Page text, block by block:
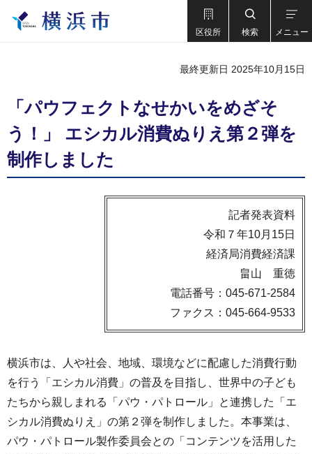
区役所 検索 メニュー
最終更新日 2025年10月15日
「パウフェクトなせかいをめざそ
う！」 エシカル消費ぬりえ第２弾を
制作しました
記者発表資料
令和７年10月15日
経済局消費経済課
畠山 重徳
電話番号：045-671-2584
ファクス：045-664-9533
横浜市は、人や社会、地域、環境などに配慮した消費行動
を行う「エシカル消費」の普及を目指し、世界中の子ども
たちから親しまれる「パウ・パトロール」と連携した「エ
シカル消費ぬりえ」の第２弾を制作しました。本事業は、
パウ・パトロール製作委員会との「コンテンツを活用した